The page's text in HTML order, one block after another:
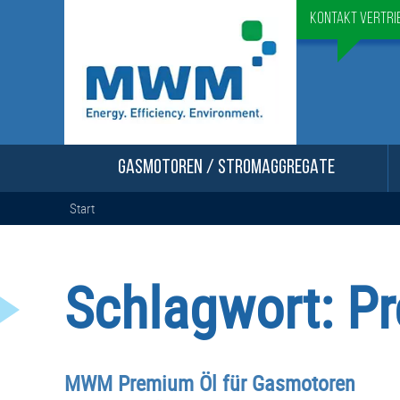
Kontakt
GASMOTOREN / STROMAGGREGATE
Start
Schlagwort:
MWM Premium Öl für Gasmotoren